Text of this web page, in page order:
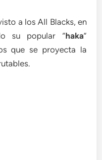
a los All Blacks, en
su popular “haka”
que se proyecta la